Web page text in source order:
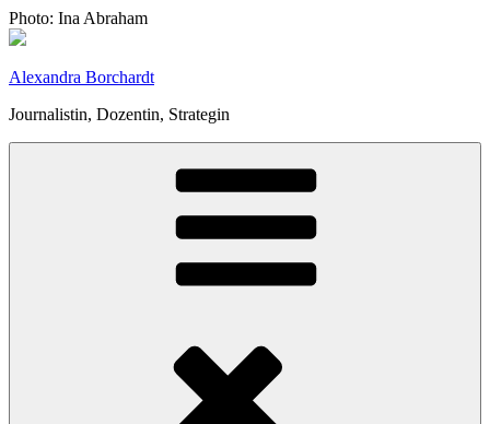
Zum
Inhalt
Photo: Ina Abraham
Alexandra Borchardt
Journalistin, Dozentin, Strategin